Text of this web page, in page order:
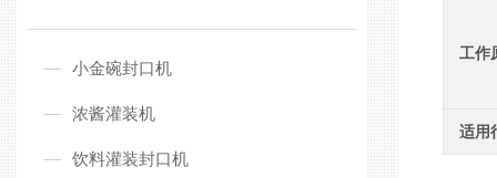
小金碗封口机
浓酱灌装机
饮料灌装封口机
工作
适用